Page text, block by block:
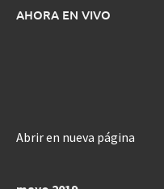
AHORA EN VIVO
Abrir en nueva página